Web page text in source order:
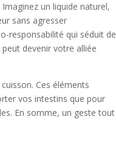
un liquide naturel,
sans agresser
responsabilité qui séduit de
devenir votre alliée
Ces éléments
vos intestins que pour
En somme, un geste tout